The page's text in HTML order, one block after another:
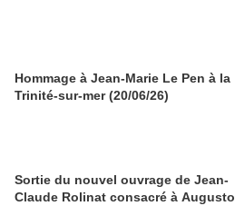
Hommage à Jean-Marie Le Pen à la
Trinité-sur-mer (20/06/26)
Sortie du nouvel ouvrage de Jean-
Claude Rolinat consacré à Augusto